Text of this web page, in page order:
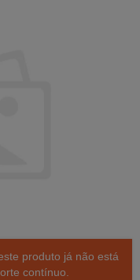
produto já não está
contínuo.